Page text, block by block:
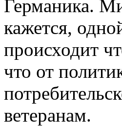
Германика.
кажется,
происходит
что от
ветеранам.